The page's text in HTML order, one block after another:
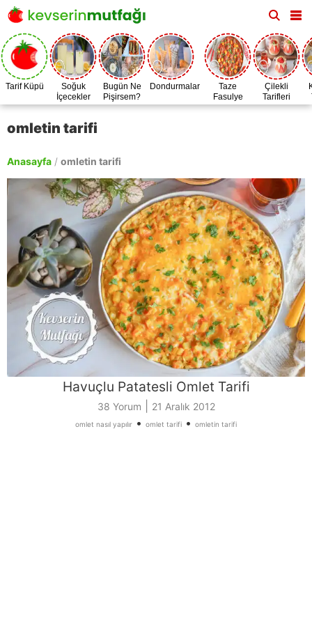
Tarif Küpü
Soğuk
İçecekler
Bugün Ne
Pişirsem?
Dondurmalar
Taze
Fasulye
Zamanı
Çilekli
Tarifleri
omletin tarifi
Anasayfa / omletin tarifi
Havuçlu Patatesli Omlet Tarifi
38 Yorum 21 Aralık 2012
omlet nasıl yapılır • omlet tarifi • omletin tarifi